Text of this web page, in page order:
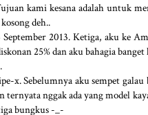
kami kesana adalah untuk
deh..
2013. Ketiga, aku ke
25% dan aku bahagia banget
x. Sebelumnya aku sempet
nggak ada yang model
bungkus -_-